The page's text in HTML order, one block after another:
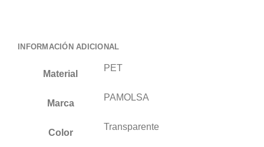
INFORMACIÓN ADICIONAL
Material
PET
Marca
PAMOLSA
Color
Transparente